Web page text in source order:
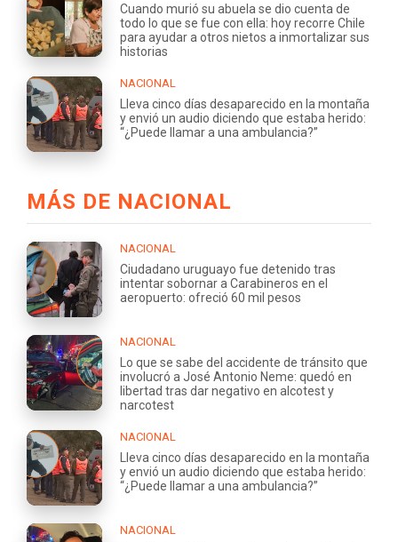
Cuando murió su abuela se dio cuenta de
todo lo que se fue con ella: hoy recorre Chile
para ayudar a otros nietos a inmortalizar sus
historias
NACIONAL
Lleva cinco días desaparecido en la montaña
y envió un audio diciendo que estaba herido:
“¿Puede llamar a una ambulancia?”
MÁS DE NACIONAL
NACIONAL
Ciudadano uruguayo fue detenido tras
intentar sobornar a Carabineros en el
aeropuerto: ofreció 60 mil pesos
NACIONAL
Lo que se sabe del accidente de tránsito que
involucró a José Antonio Neme: quedó en
libertad tras dar negativo en alcotest y
narcotest
NACIONAL
Lleva cinco días desaparecido en la montaña
y envió un audio diciendo que estaba herido:
“¿Puede llamar a una ambulancia?”
NACIONAL